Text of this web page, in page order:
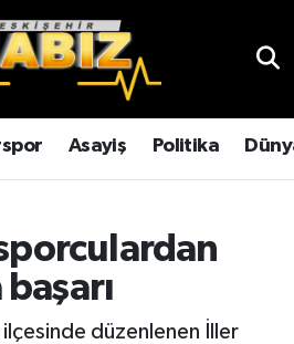
Asayiş Politika
ilçesinde düzenlenen İller
Haritası